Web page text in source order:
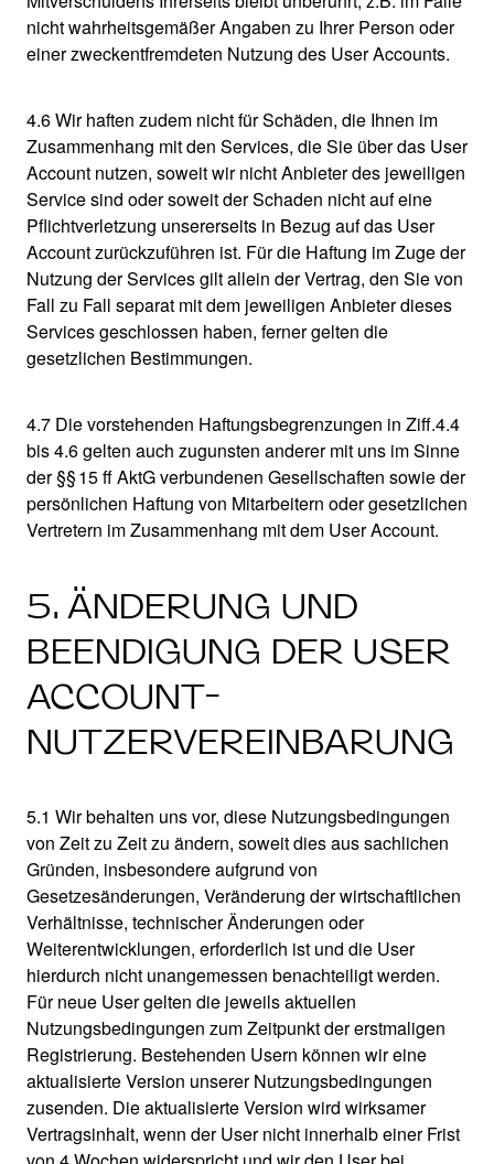
nicht wahrheitsgemäßer Angaben zu Ihrer Person oder
einer zweckentfremdeten Nutzung des User Accounts.
4.6 Wir haften zudem nicht für Schäden, die Ihnen im
Zusammenhang mit den Services, die Sie über das User
Account nutzen, soweit wir nicht Anbieter des jeweiligen
Service sind oder soweit der Schaden nicht auf eine
Pflichtverletzung unsererseits in Bezug auf das User
Account zurückzuführen ist. Für die Haftung im Zuge der
Nutzung der Services gilt allein der Vertrag, den Sie von
Fall zu Fall separat mit dem jeweiligen Anbieter dieses
Services geschlossen haben, ferner gelten die
gesetzlichen Bestimmungen.
4.7 Die vorstehenden Haftungsbegrenzungen in Ziff.4.4
bis 4.6 gelten auch zugunsten anderer mit uns im Sinne
der §§ 15 ff AktG verbundenen Gesellschaften sowie der
persönlichen Haftung von Mitarbeitern oder gesetzlichen
Vertretern im Zusammenhang mit dem User Account.
5. ÄNDERUNG UND
BEENDIGUNG DER USER
ACCOUNT-
NUTZERVEREINBARUNG
5.1 Wir behalten uns vor, diese Nutzungsbedingungen
von Zeit zu Zeit zu ändern, soweit dies aus sachlichen
Gründen, insbesondere aufgrund von
Gesetzesänderungen, Veränderung der wirtschaftlichen
Verhältnisse, technischer Änderungen oder
Weiterentwicklungen, erforderlich ist und die User
hierdurch nicht unangemessen benachteiligt werden.
Für neue User gelten die jeweils aktuellen
Nutzungsbedingungen zum Zeitpunkt der erstmaligen
Registrierung. Bestehenden Usern können wir eine
aktualisierte Version unserer Nutzungsbedingungen
zusenden. Die aktualisierte Version wird wirksamer
Vertragsinhalt, wenn der User nicht innerhalb einer Frist